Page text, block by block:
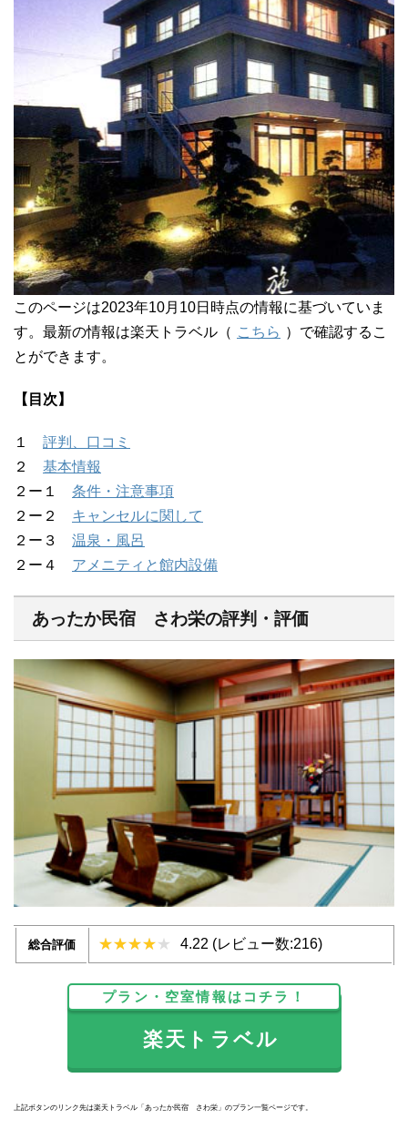
このページは2023年10月10日時点の情報に基づいていま
す。最新の情報は楽天トラベル（ こちら ）で確認するこ
とができます。
【目次】
１ 評判、口コミ
２ 基本情報
２ー１ 条件・注意事項
２ー２ キャンセルに関して
２ー３ 温泉・風呂
２ー４ アメニティと館内設備
あったか民宿 さわ栄の評判・評価
総合評価 4.22 (レビュー数:216)
プラン・空室情報はコチラ！
楽天トラベル
上記ボタンのリンク先は楽天トラベル「あったか民宿 さわ栄」のプラン一覧ページです。